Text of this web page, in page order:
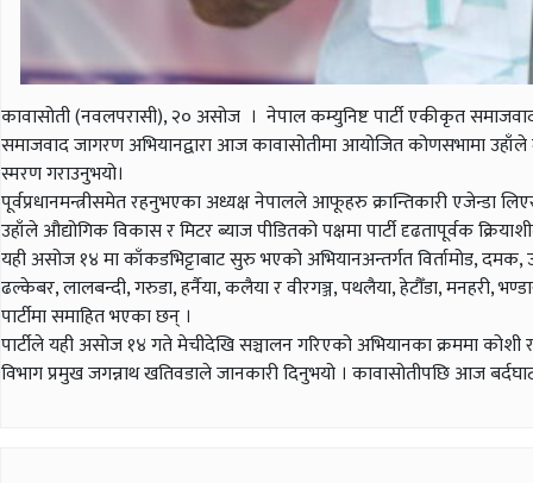
कावासोती (नवलपरासी), २० असोज । नेपाल कम्युनिष्ट पार्टी एकीकृत
समाजवाद जागरण अभियानद्वारा आज कावासोतीमा आयोजित कोणसभामा उहाँले
स्मरण गराउनुभयो।
पूर्वप्रधानमन्त्रीसमेत रहनुभएका अध्यक्ष नेपालले आफूहरु क्रान्तिकारी एजेन्डा
उहाँले औद्योगिक विकास र मिटर ब्याज पीडितको पक्षमा पार्टी दृढतापूर्वक
यही असोज १४ मा काँकडभिट्टाबाट सुरु भएको अभियानअन्तर्गत विर्तामोड,
ढल्केबर, लालबन्दी, गरुडा, हर्नैया, कलैया र वीरगञ्ज, पथलैया, हेटौँडा, मनहरी,
पार्टीमा समाहित भएका छन् ।
पार्टीले यही असोज १४ गते मेचीदेखि सञ्चालन गरिएको अभियानका क्रममा कोशी र
विभाग प्रमुख जगन्नाथ खतिवडाले जानकारी दिनुभयो । कावासोतीपछि आज